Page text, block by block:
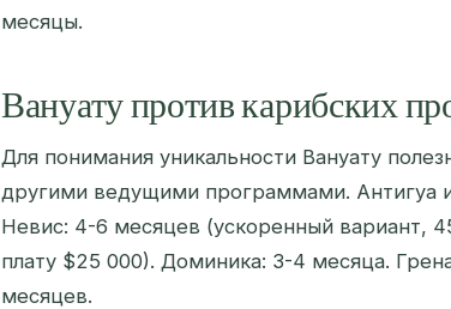
месяцы.
Вануату против карибских
Для понимания уникальности Вануату
другими ведущими программами. Антигуа
Невис: 4-6 месяцев (ускоренный вариант,
плату $25 000). Доминика: 3-4 месяца.
месяцев.